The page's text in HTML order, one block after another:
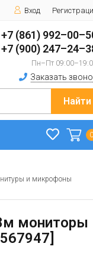
Вход
+7 (861)
+7 (900)
Пн–Пт
Заказать
Найти
и микрофоны
мониторы